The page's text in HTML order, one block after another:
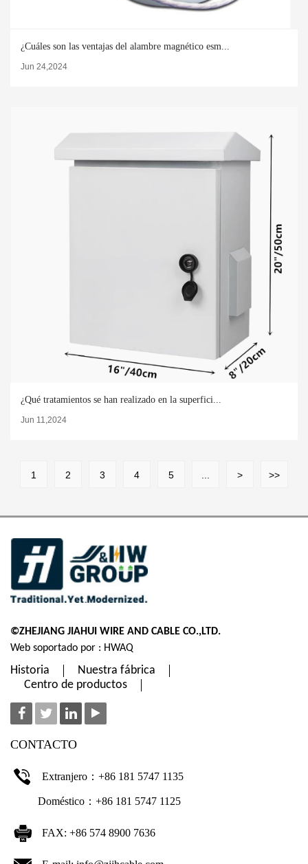
¿Cuáles son las ventajas del alambre magnético esm...
Jun 24,2024
¿Qué tratamientos se han realizado en la superfici...
Jun 11,2024
1 2 3 4 5 > >>
©ZHEJIANG JIAHUI WIRE AND CABLE CO.,LTD.
Web soportado por : HWAQ
Historia
Nuestra fábrica
Centro de productos
CONTACTO
Extranjero：+86 181 5747 1135
Doméstico：+86 181 5747 1125
FAX: +86 574 8900 7636